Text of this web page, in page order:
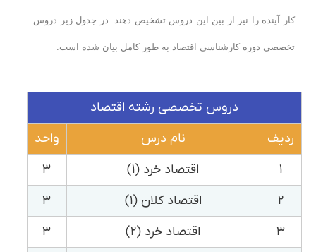
کار آینده را نیز از بین این دروس تشخیص دهند. در جدول زیر دروس
تخصصی دوره کارشناسی اقتصاد به طور کامل بیان شده است.
دروس تخصصی رشته اقتصاد
ردیف
نام درس
واحد
۱
اقتصاد خرد (۱)
۳
۲
اقتصاد کلان (۱)
۳
۳
اقتصاد خرد (۲)
۳